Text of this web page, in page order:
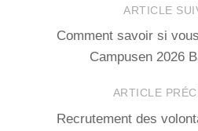
ARTICLE
Comment savoir si
Campusen 2026
ARTICLE
Recrutement des